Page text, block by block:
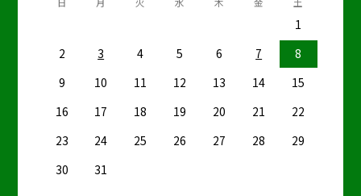
1
2
3 4 5 6 7
8
9
10 11 12 13 14
15
16
17 18 19 20 21
22
23
24 25 26 27 28
29
30
31